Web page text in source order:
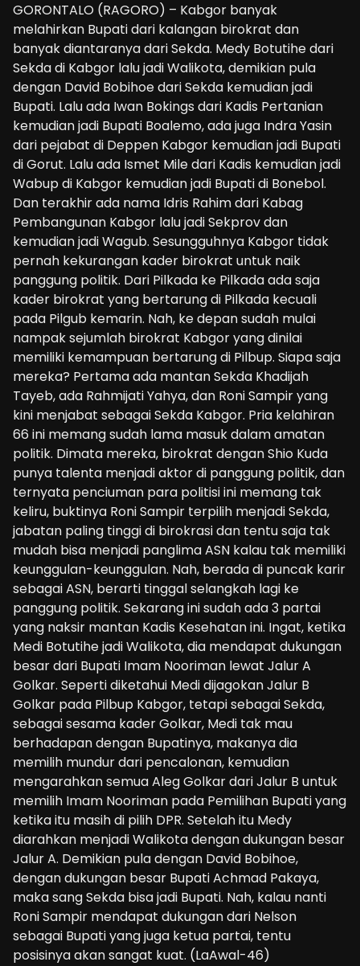
GORONTALO (RAGORO) – Kabgor banyak
melahirkan Bupati dari kalangan birokrat dan
banyak diantaranya dari Sekda. Medy Botutihe dari
Sekda di Kabgor lalu jadi Walikota, demikian pula
dengan David Bobihoe dari Sekda kemudian jadi
Bupati. Lalu ada Iwan Bokings dari Kadis Pertanian
kemudian jadi Bupati Boalemo, ada juga Indra Yasin
dari pejabat di Deppen Kabgor kemudian jadi Bupati
di Gorut. Lalu ada Ismet Mile dari Kadis kemudian jadi
Wabup di Kabgor kemudian jadi Bupati di Bonebol.
Dan terakhir ada nama Idris Rahim dari Kabag
Pembangunan Kabgor lalu jadi Sekprov dan
kemudian jadi Wagub. Sesungguhnya Kabgor tidak
pernah kekurangan kader birokrat untuk naik
panggung politik. Dari Pilkada ke Pilkada ada saja
kader birokrat yang bertarung di Pilkada kecuali
pada Pilgub kemarin. Nah, ke depan sudah mulai
nampak sejumlah birokrat Kabgor yang dinilai
memiliki kemampuan bertarung di Pilbup. Siapa saja
mereka? Pertama ada mantan Sekda Khadijah
Tayeb, ada Rahmijati Yahya, dan Roni Sampir yang
kini menjabat sebagai Sekda Kabgor. Pria kelahiran
66 ini memang sudah lama masuk dalam amatan
politik. Dimata mereka, birokrat dengan Shio Kuda
punya talenta menjadi aktor di panggung politik, dan
ternyata penciuman para politisi ini memang tak
keliru, buktinya Roni Sampir terpilih menjadi Sekda,
jabatan paling tinggi di birokrasi dan tentu saja tak
mudah bisa menjadi panglima ASN kalau tak memiliki
keunggulan-keunggulan. Nah, berada di puncak karir
sebagai ASN, berarti tinggal selangkah lagi ke
panggung politik. Sekarang ini sudah ada 3 partai
yang naksir mantan Kadis Kesehatan ini. Ingat, ketika
Medi Botutihe jadi Walikota, dia mendapat dukungan
besar dari Bupati Imam Nooriman lewat Jalur A
Golkar. Seperti diketahui Medi dijagokan Jalur B
Golkar pada Pilbup Kabgor, tetapi sebagai Sekda,
sebagai sesama kader Golkar, Medi tak mau
berhadapan dengan Bupatinya, makanya dia
memilih mundur dari pencalonan, kemudian
mengarahkan semua Aleg Golkar dari Jalur B untuk
memilih Imam Nooriman pada Pemilihan Bupati yang
ketika itu masih di pilih DPR. Setelah itu Medy
diarahkan menjadi Walikota dengan dukungan besar
Jalur A. Demikian pula dengan David Bobihoe,
dengan dukungan besar Bupati Achmad Pakaya,
maka sang Sekda bisa jadi Bupati. Nah, kalau nanti
Roni Sampir mendapat dukungan dari Nelson
sebagai Bupati yang juga ketua partai, tentu
posisinya akan sangat kuat. (LaAwal-46)